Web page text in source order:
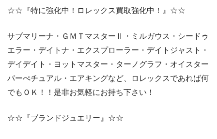
☆☆『特に強化中！ロレックス買取強化中！』☆☆
サブマリーナ・ＧＭＴマスターⅡ・ミルガウス・シードゥ
エラー・デイトナ・エクスプローラー・デイトジャスト・
デイデイト・ヨットマスター・ターノグラフ・オイスター
パーぺチュアル・エアキングなど、ロレックスであれば何
でもＯＫ！！是非お気軽にお持ち下さい！
☆☆『ブランドジュエリー』☆☆